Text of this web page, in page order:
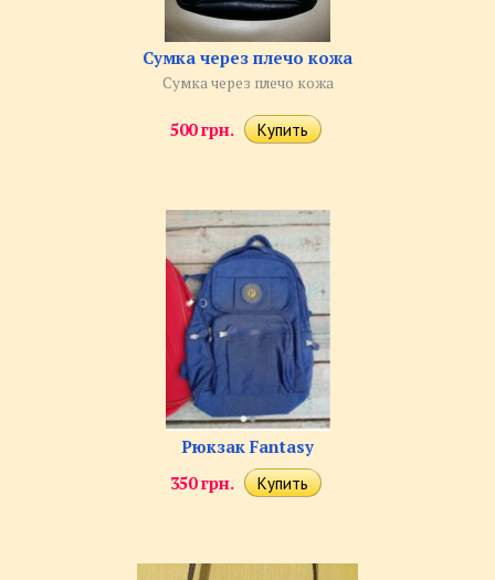
Сумка через плечо кожа
Сумка через плечо кожа
500 грн.
Рюкзак Fantasy
350 грн.